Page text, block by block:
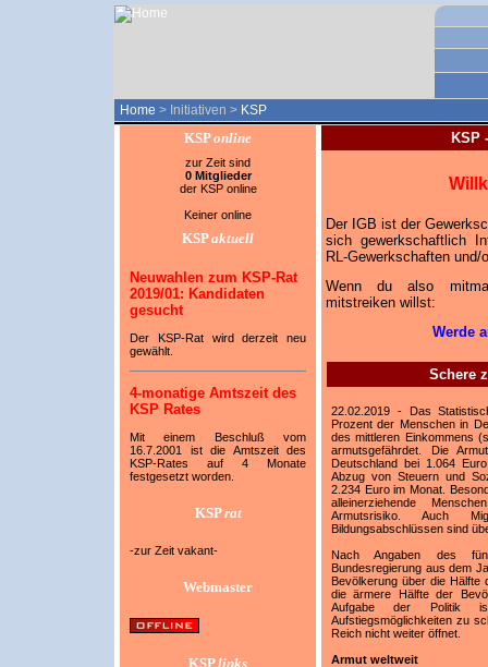
Home > Initiativen > KSP
KSPonline
zur Zeit sind
0 Mitglieder
der KSP online
Keiner online
KSPaktuell
Neuwahlen zum KSP-Rat
2019/01: Kandidaten
gesucht
Der KSP-Rat wird derzeit neu
gewählt.
4-monatige Amtszeit des
KSP Rates
Mit einem Beschluß vom
16.7.2001 ist die Amtszeit des
KSP-Rates auf 4 Monate
festgesetzt worden.
KSPrat
-zur Zeit vakant-
Webmaster
KSPlinks
KSP
Der IGB ist der
sich gewerkschaftlich
RL-Gewerkschaften
Wenn du also
mitstreiken willst:
Werde
Schere
22.02.2019 - Das
Prozent der Menschen in
des mittleren Einkommens
armutsgefährdet. Die
Deutschland bei 1.064
Abzug von Steuern und
2.234 Euro im Monat.
alleinerziehende
Armutsrisiko. Auch
Bildungsabschlüssen sind
Nach Angaben des
Bundesregierung aus dem
Bevölkerung über die Hälfte
die ärmere Hälfte der
Aufgabe der Politik
Aufstiegsmöglichkeiten zu
Reich nicht weiter öffnet.
Armut weltweit